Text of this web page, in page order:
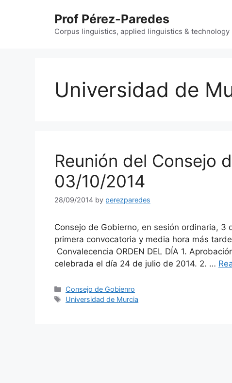
Prof Pérez-Paredes
Corpus linguistics, applied linguistics & technology
Universidad de
Reunión del Consejo
03/10/2014
28/09/2014 by perezparedes
Consejo de Gobierno, en sesión ordinaria,
primera convocatoria y media hora más
Convalecencia ORDEN DEL DÍA 1.
celebrada el día 24 de julio de 2014. 2. …
Categories
Consejo de Gobienro
Tags
Universidad de Murcia